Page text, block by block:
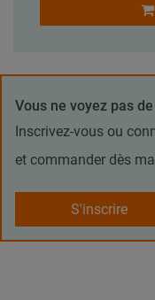
Vous ne voyez pas
Inscrivez-vous ou
et commander dès
S'inscrire